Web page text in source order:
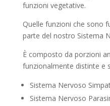
funzioni vegetative.
Quelle funzioni che sono
parte del nostro Sistema
È composto da porzioni
funzionalmente distinte e
Sistema Nervoso
Sistema Nervoso